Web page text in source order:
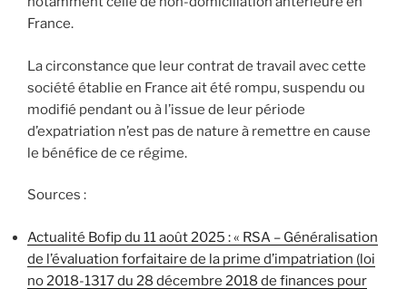
France.
La circonstance que leur contrat de travail avec cette
société établie en France ait été rompu, suspendu ou
modifié pendant ou à l’issue de leur période
d’expatriation n’est pas de nature à remettre en cause
le bénéfice de ce régime.
Sources :
Actualité Bofip du 11 août 2025 : « RSA – Généralisation
de l’évaluation forfaitaire de la prime d’impatriation (loi
no 2018-1317 du 28 décembre 2018 de finances pour